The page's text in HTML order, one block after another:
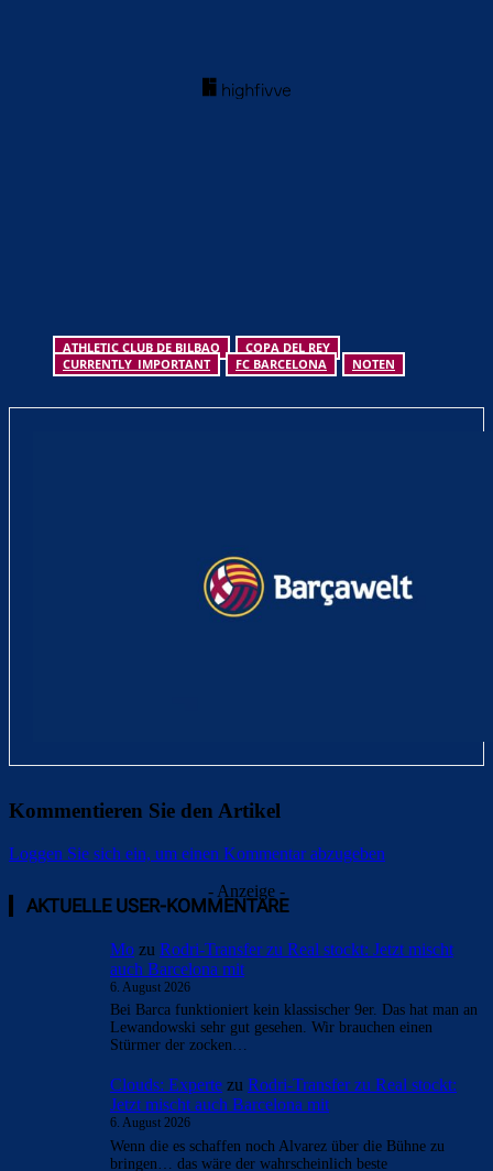
ATHLETIC CLUB DE BILBAO
COPA DEL REY
CURRENTLY_IMPORTANT
FC BARCELONA NOTEN
Kommentieren Sie den Artikel
Loggen Sie sich ein, um einen Kommentar abzugeben
- Anzeige -
AKTUELLE USER-KOMMENTARE
Mo zu Rodri-Transfer zu Real stockt: Jetzt mischt
auch Barcelona mit
6. August 2026
Bei Barca funktioniert kein klassischer 9er. Das hat man an
Lewandowski sehr gut gesehen. Wir brauchen einen
Stürmer der zocken…
Clouds: Experte zu Rodri-Transfer zu Real stockt:
Jetzt mischt auch Barcelona mit
6. August 2026
Wenn die es schaffen noch Alvarez über die Bühne zu
bringen… das wäre der wahrscheinlich beste